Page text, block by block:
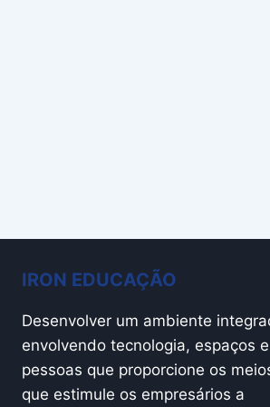
IRON EDUCAÇÃO
Desenvolver um ambiente
envolvendo tecnologia, espaços e
pessoas que proporcione os
que estimule os empresários a